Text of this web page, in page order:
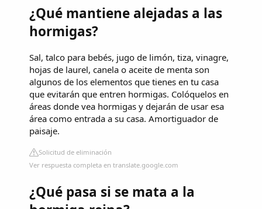
¿Qué mantiene alejadas a las
hormigas?
Sal, talco para bebés, jugo de limón, tiza, vinagre,
hojas de laurel, canela o aceite de menta son
algunos de los elementos que tienes en tu casa
que evitarán que entren hormigas. Colóquelos en
áreas donde vea hormigas y dejarán de usar esa
área como entrada a su casa. Amortiguador de
paisaje.
Solicitud de eliminación
Ver respuesta completa en translate.google.com
¿Qué pasa si se mata a la